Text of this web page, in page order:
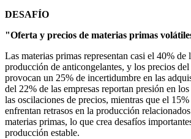
DESAFÍO
"Oferta y precios de materias primas
Las materias primas representan casi el 40% de
producción de anticongelantes, y los precios
provocan un 25% de incertidumbre en las
del 22% de las empresas reportan presión en
las oscilaciones de precios, mientras que el
enfrentan retrasos en la producción
materias primas, lo que crea desafíos
producción estable.